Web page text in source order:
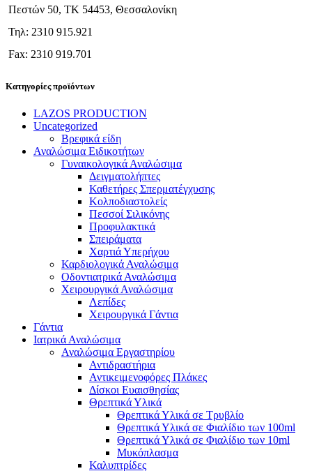
Πεστών 50, ΤΚ 54453, Θεσσαλονίκη
Τηλ: 2310 915.921
Fax: 2310 919.701
Κατηγορίες προϊόντων
LAZOS PRODUCTION
Uncategorized
Βρεφικά είδη
Αναλώσιμα Ειδικοτήτων
Γυναικολογικά Αναλώσιμα
Δειγματολήπτες
Καθετήρες Σπερματέγχυσης
Κολποδιαστολείς
Πεσσοί Σιλικόνης
Προφυλακτικά
Σπειράματα
Χαρτιά Υπερήχου
Καρδιολογικά Αναλώσιμα
Οδοντιατρικά Αναλώσιμα
Χειρουργικά Αναλώσιμα
Λεπίδες
Χειρουργικά Γάντια
Γάντια
Ιατρικά Αναλώσιμα
Αναλώσιμα Εργαστηρίου
Αντιδραστήρια
Αντικειμενοφόρες Πλάκες
Δίσκοι Ευαισθησίας
Θρεπτικά Υλικά
Θρεπτικά Υλικά σε Τρυβλίο
Θρεπτικά Υλικά σε Φιαλίδιο των 100ml
Θρεπτικά Υλικά σε Φιαλίδιο των 10ml
Μυκόπλασμα
Καλυπτρίδες